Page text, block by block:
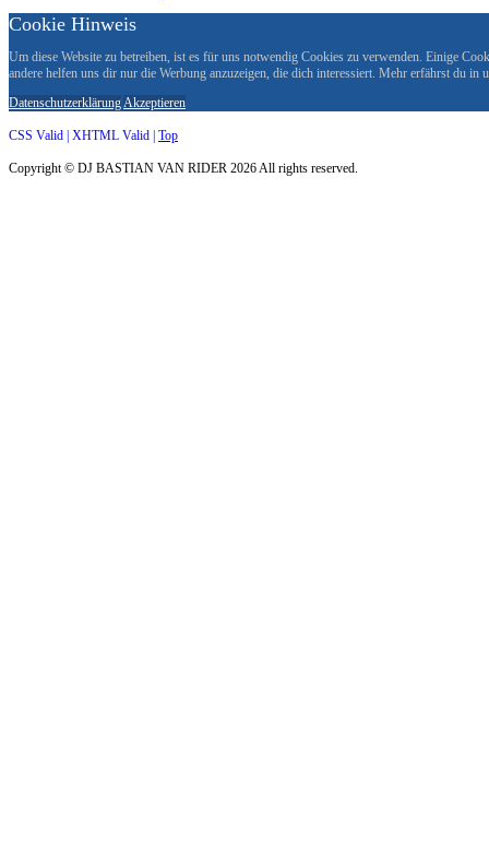
Cookie Hinweis
Um diese Website zu betreiben, ist es für uns notwendig Cookies zu verwenden. Einige
andere helfen uns dir nur die Werbung anzuzeigen, die dich interessiert. Mehr erfährst du in
DatenschutzerklärungAkzeptieren
CSS Valid | XHTML Valid | Top
Copyright © DJ BASTIAN VAN RIDER 2026 All rights reserved.